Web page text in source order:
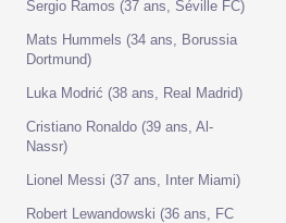
Sergio Ramos (37 ans, Séville FC)
Mats Hummels (34 ans, Borussia
Dortmund)
Luka Modrić (38 ans, Real Madrid)
Cristiano Ronaldo (39 ans, Al-
Nassr)
Lionel Messi (37 ans, Inter Miami)
Robert Lewandowski (36 ans, FC